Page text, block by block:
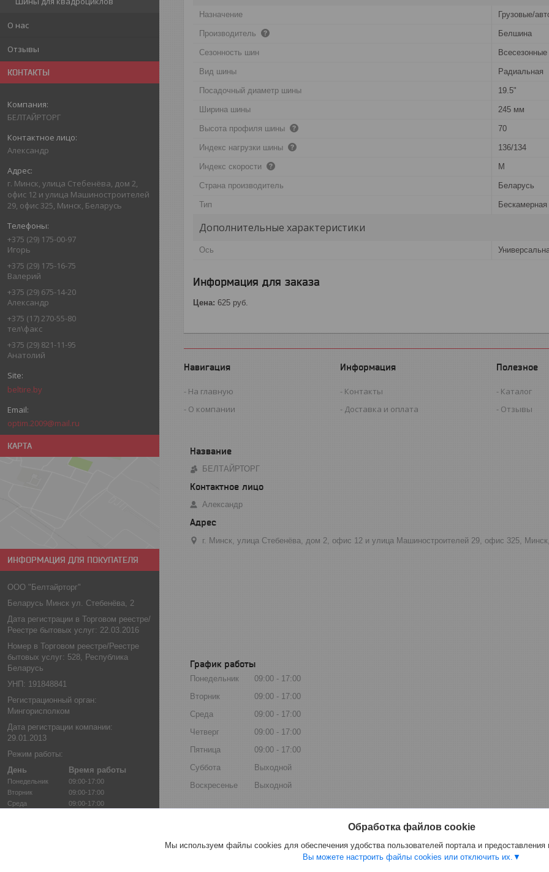
О нас
Отзывы
КОНТАКТЫ
БЕЛТАЙРТОРГ
Александр
г. Минск, улица Стебенёва, дом 2,
офис 12 и улица Машиностроителей
29, офис 325, Минск, Беларусь
+375 (29) 175-00-97
Игорь
+375 (29) 175-16-75
Валерий
+375 (29) 675-14-20
Александр
+375 (17) 270-55-80
тел\факс
+375 (29) 821-11-95
Анатолий
beltire.by
optim.2009@mail.ru
КАРТА
ИНФОРМАЦИЯ ДЛЯ ПОКУПАТЕЛЯ
ООО "Белтайрторг"
Беларусь Минск ул. Стебенёва, 2
Дата регистрации в Торговом реестре/
Реестре бытовых услуг: 22.03.2016
Номер в Торговом реестре/Реестре
бытовых услуг: 528, Республика
Беларусь
УНП: 191848841
Регистрационный орган:
Мингорисполком
Дата регистрации компании:
29.01.2013
Режим работы:
День
Время работы
Понедельник
09:00-17:00
Вторник
09:00-17:00
Среда
09:00-17:00
Назначение Грузовые/
Производитель Белшина
Сезонность шин
Вид шины Радиальная
Посадочный диаметр шины 19.5"
Ширина шины 245 мм
Высота профиля шины 70
Индекс нагрузки шины 136/134
Индекс скорости M
Страна производитель Беларусь
Тип
Дополнительные характеристики
Ось
Информация для заказа
Цена: 625 руб.
Навигация
На главную
О компании
Информация
Контакты
Доставка и оплата
Полезное
Каталог
Отзывы
БЕЛТАЙРТОРГ
Александр
г. Минск, улица Стебенёва, дом 2, офис 12 и улица Машиностроителей 29, офис 325,
График работы
Понедельник 09:00
17:00
Вторник
09:00
17:00
Среда
09:00
17:00
Четверг
09:00
17:00
Пятница
09:00
17:00
Суббота
Выходной
Воскресенье
Выходной
Обработка файлов cookie
Мы используем файлы cookies для обеспечения удобства пользователей портала и предоставления
Вы можете настроить файлы cookies или отключить их.